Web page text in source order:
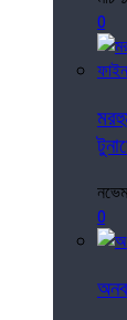
0
0